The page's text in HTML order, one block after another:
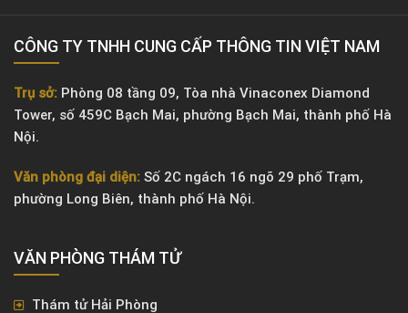
CÔNG TY TNHH CUNG CẤP THÔNG TIN VIỆT NAM
Trụ sở: Phòng 08 tầng 09, Tòa nhà Vinaconex Diamond
Tower, số 459C Bạch Mai, phường Bạch Mai, thành phố Hà
Nội.
Văn phòng đại diện: Số 2C ngách 16 ngõ 29 phố Trạm,
phường Long Biên, thành phố Hà Nội.
VĂN PHÒNG ​THÁM TỬ
Thám tử Hải Phòng